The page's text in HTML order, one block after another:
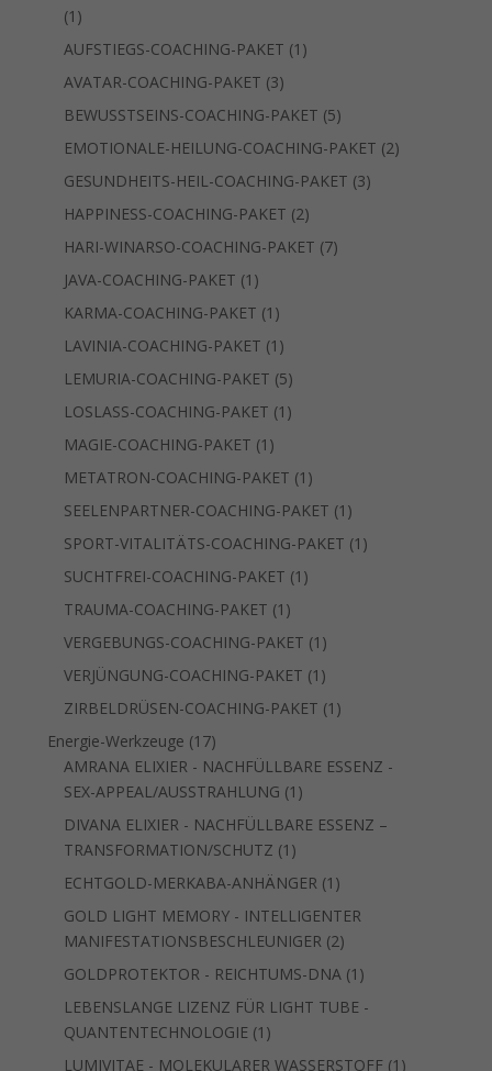
1 1
Produkt
AUFSTIEGS-COACHING-PAKET 1 1
AVATAR-COACHING-PAKET 33
Produkte
BEWUSSTSEINS-COACHING-PAKET 55
Produkte
EMOTIONALE-HEILUNG-COACHING-PAKET 22
GESUNDHEITS-HEIL-COACHING-PAKET 33
HAPPINESS-COACHING-PAKET 22
Produkte
HARI-WINARSO-COACHING-PAKET 77
JAVA-COACHING-PAKET 1 1
Produkt
KARMA-COACHING-PAKET 1 1
Produkt
LAVINIA-COACHING-PAKET 1 1
Produkt
LEMURIA-COACHING-PAKET 55
Produkte
LOSLASS-COACHING-PAKET 1 1
MAGIE-COACHING-PAKET 1 1
Produkt
METATRON-COACHING-PAKET 1 1
Produkt
SEELENPARTNER-COACHING-PAKET 1 1
Produkt
SPORT-VITALITÄTS-COACHING-PAKET 1 1
SUCHTFREI-COACHING-PAKET 1 1
TRAUMA-COACHING-PAKET 1 1
Produkt
VERGEBUNGS-COACHING-PAKET 1 1
Produkt
VERJÜNGUNG-COACHING-PAKET 1 1
Produkt
ZIRBELDRÜSEN-COACHING-PAKET 1 1
Energie-Werkzeuge 1717
Produkte
AMRANA ELIXIER - NACHFÜLLBARE ESSENZ -
SEX-APPEAL/AUSSTRAHLUNG 1 1
Produkt
DIVANA ELIXIER - NACHFÜLLBARE ESSENZ –
TRANSFORMATION/SCHUTZ 1 1
Produkt
ECHTGOLD-MERKABA-ANHÄNGER 1 1
Produkt
GOLD LIGHT MEMORY - INTELLIGENTER
MANIFESTATIONSBESCHLEUNIGER 22
Produkte
GOLDPROTEKTOR - REICHTUMS-DNA 1 1
Produkt
LEBENSLANGE LIZENZ FÜR LIGHT TUBE -
QUANTENTECHNOLOGIE 1 1
Produkt
LUMIVITAE - MOLEKULARER WASSERSTOFF 1 1